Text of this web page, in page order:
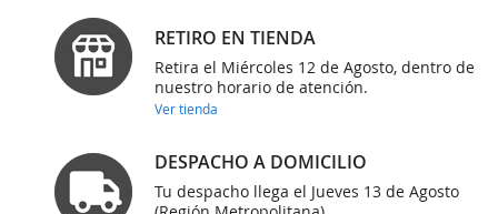
RETIRO EN TIENDA
Retira el Miércoles 12 de Agosto, dentro de
nuestro horario de atención.
Ver tienda
DESPACHO A DOMICILIO
Tu despacho llega el Jueves 13 de Agosto